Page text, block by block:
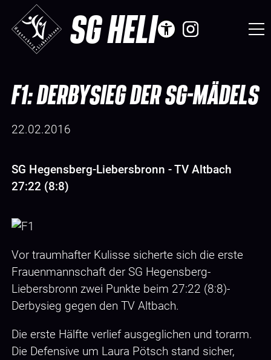
SG HELI
F1: DERBYSIEG DER SG-MÄDELS
22.02.2016
SG Hegensberg-Liebersbronn - TV Altbach
27:22 (8:8)
Vor traumhafter Kulisse sicherte sich die erste
Frauenmannschaft der SG Hegensberg-
Liebersbronn zwei Punkte beim 27:22 (8:8)-
Derbysieg gegen den TV Altbach.
Die erste Hälfte verlief ausgeglichen und torarm.
Die Defensive um Laura Pötsch stand sicher,